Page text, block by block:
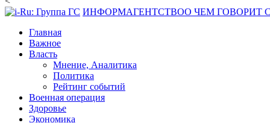
ИНФОРМАГЕНТСТВОО ЧЕМ ГОВОРИТ
Главная
Важное
Власть
Мнение, Аналитика
Политика
Рейтинг событий
Военная операция
Здоровье
Экономика